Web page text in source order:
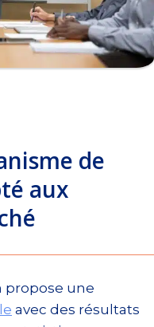
de
aux
propose une
avec des résultats